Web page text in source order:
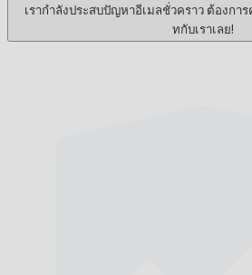
เรากำลังประสบปัญหาอีเมลชั่วคราว ต้องกา
ทกับเราเลย!